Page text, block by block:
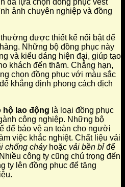
đã lựa chọn đồng phục vest
ảnh chuyên nghiệp và đồng
thường được thiết kế nổi bật để
Những bộ đồng phục này
và kiểu dáng hiện đại, giúp tạo
khách đến thăm. Chẳng hạn,
chọn đồng phục với màu sắc
khẳng định phong cách dịch
hộ lao động là loại đồng phục
công nghiệp. Những bộ
để bảo vệ an toàn cho người
việc khắc nghiệt. Chất liệu vải
chống cháyhoặc vải bền bỉđể
công ty cũng chú trọng đến
ty lên đồng phục để tăng